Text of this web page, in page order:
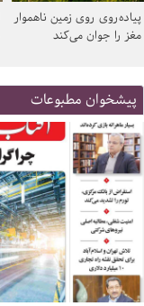
پیاده‌روی روی زمین ناهموار
مغز را جوان می‌کند
پیشخوان مطبوعات